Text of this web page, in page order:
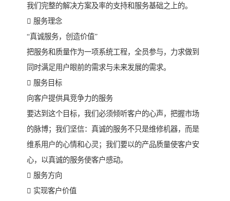
我们完整的解决方案及率的支持和服务基础之上的。
 服务理念
“真诚服务，创造价值”
把服务和质量作为一项系统工程，全员参与，力求做到
同时满足用户眼前的需求与未来发展的需求。
 服务目标
向客户提供具竞争力的服务
要达到这个目标，我们必须倾听客户的心声，把握市场
的脉博；我们坚信：真诚的服务不只是维修机器，而是
维系用户的心情和心灵；我们要以的产品质量使客户安
心，以真诚的服务使客户感动。
 服务方向
 实现客户价值